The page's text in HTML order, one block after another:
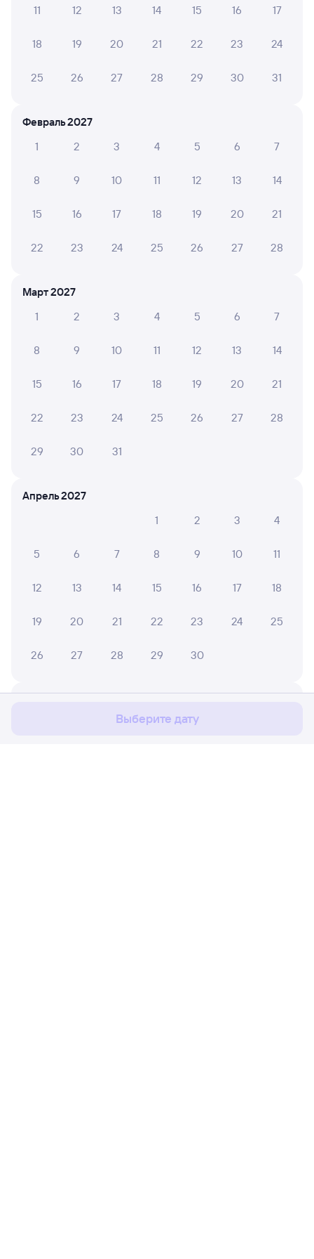
Вокзал Залари
Мы используем cookies для более удобной работы
11 12 13 14 15 16 17
18 19 20 21 22 23 24
25 26 27 28 29 30 31
Февраль 2027
1
2 3 4 5 6 7
8 9 10 11 12 13 14
15 16 17 18 19 20 21
22 23 24 25 26 27 28
Март 2027
1
2 3 4 5 6 7
8 9 10 11 12 13 14
15 16 17 18 19 20 21
22 23 24 25 26 27 28
29 30 31
Апрель 2027
1
2 3 4
5 6 7 8 9 10 11
12 13 14 15 16 17 18
19 20 21 22 23 24 25
26 27 28 29 30
Выберите дату